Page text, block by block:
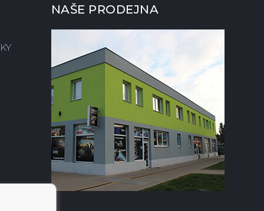
NAŠE PRODEJNA